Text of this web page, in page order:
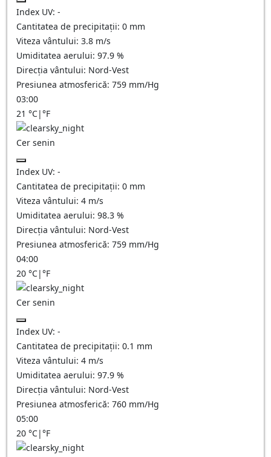
Index UV: -
Cantitatea de precipitații: 0 mm
Viteza vântului: 3.8 m/s
Umiditatea aerului: 97.9 %
Direcția vântului: Nord-Vest
Presiunea atmosferică: 759 mm/Hg
03:00
21 °C|°F
Cer senin
Index UV: -
Cantitatea de precipitații: 0 mm
Viteza vântului: 4 m/s
Umiditatea aerului: 98.3 %
Direcția vântului: Nord-Vest
Presiunea atmosferică: 759 mm/Hg
04:00
20 °C|°F
Cer senin
Index UV: -
Cantitatea de precipitații: 0.1 mm
Viteza vântului: 4 m/s
Umiditatea aerului: 97.9 %
Direcția vântului: Nord-Vest
Presiunea atmosferică: 760 mm/Hg
05:00
20 °C|°F